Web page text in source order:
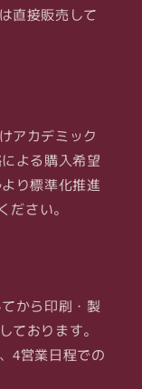
直接販売して
アカデミック
よる購入希望
り標準化推進
ださい。
から印刷・製
ております。
4営業日程での